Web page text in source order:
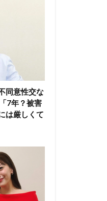
同意性交な
7年？被害
は厳しくて